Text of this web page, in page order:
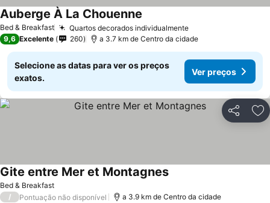
Bed & Breakfast Quartos decorados individualmenteVer preços
Auberge À La Chouenne
9,6 Excelente 260 a 3.7 km de Centro da cidade
Selecione as datas para ver os preços
exatos.
Ver preços
Partilhar
Bed & Breakfast
Gite entre Mer et MontagnesVer preços
/ Pontuação não disponível a 3.9 km de Centro da cidade